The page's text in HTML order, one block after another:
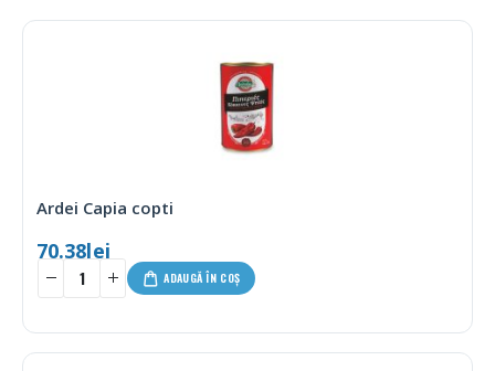
Ardei Capia copti
70.38lei
ADAUGĂ ÎN COȘ